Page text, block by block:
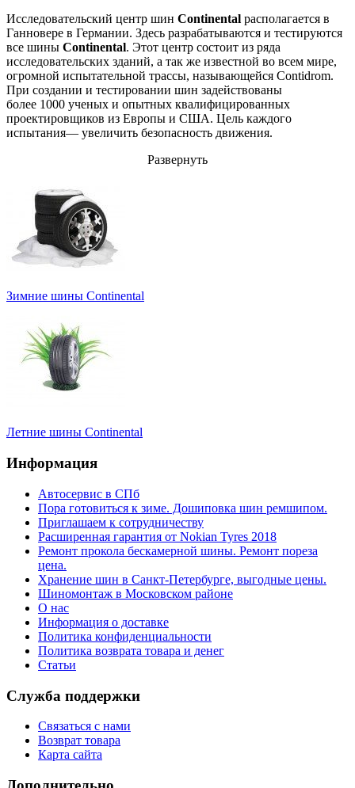
Исследовательский центр шин Continental располагается в
Ганновере в Германии. Здесь разрабатываются и тестируются
все шины Continental. Этот центр состоит из ряда
исследовательских зданий, а так же известной во всем мире,
огромной испытательной трассы, называющейся Contidrom.
При создании и тестировании шин задействованы
более 1000 ученых и опытных квалифицированных
проектировщиков из Европы и США. Цель каждого
испытания— увеличить безопасность движения.
Развернуть
Зимние шины Continental
Летние шины Continental
Информация
Автосервис в СПб
Пора готовиться к зиме. Дошиповка шин ремшипом.
Приглашаем к сотрудничеству
Расширенная гарантия от Nokian Tyres 2018
Ремонт прокола бескамерной шины. Ремонт пореза
цена.
Хранение шин в Санкт-Петербурге, выгодные цены.
Шиномонтаж в Московском районе
О нас
Информация о доставке
Политика конфиденциальности
Политика возврата товара и денег
Статьи
Служба поддержки
Связаться с нами
Возврат товара
Карта сайта